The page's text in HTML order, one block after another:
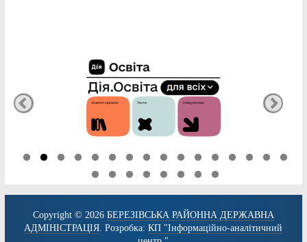
Copyright © 2026 БЕРЕЗІВСЬКА РАЙОННА ДЕРЖАВНА
АДМІНІСТРАЦІЯ. Розробка:КП "Інформаційно-аналітичний